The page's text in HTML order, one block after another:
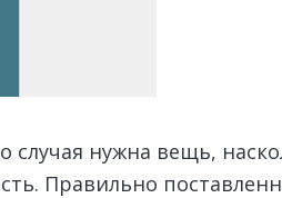
нужна вещь,
Правильно